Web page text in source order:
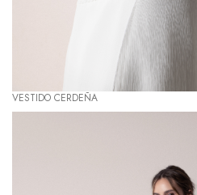
VESTIDO CERDEÑA